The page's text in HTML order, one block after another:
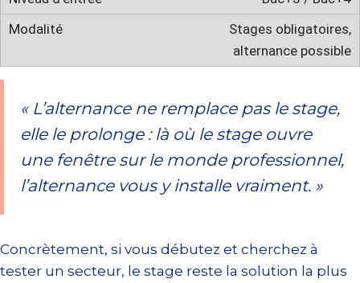
Stages obligatoires,
alternance possible
« L’alternance ne remplace pas le stage,
elle le prolonge : là où le stage ouvre
une fenêtre sur le monde professionnel,
l’alternance vous y installe vraiment. »
Concrètement, si vous débutez et cherchez à
tester un secteur, le stage reste la solution la plus